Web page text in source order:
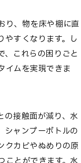
り、物を床や棚に直
やすくなります。し
、これらの困りごと
イムを実現できま
の接触面が減り、水
シャンプーボトルの
クカビやぬめりの原